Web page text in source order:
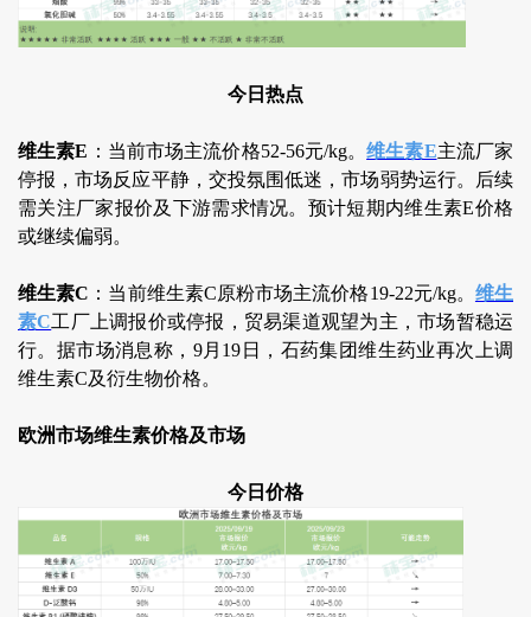
今日热点
维生素E ：当前市场主流价格52-56元/kg。维生素E主流厂家
停报，市场反应平静，交投氛围低迷，市场弱势运行。后续
需关注厂家报价及下游需求情况。预计短期内维生素E价格
或继续偏弱。
维生素C ：当前维生素C原粉市场主流价格19-22元/kg。 维生
素C工厂上调报价或停报，贸易渠道观望为主，市场暂稳运
行。据市场消息称，9月19日，石药集团维生药业再次上调
维生素C及衍生物价格。
欧洲市场维生素价格及市场
今日价格